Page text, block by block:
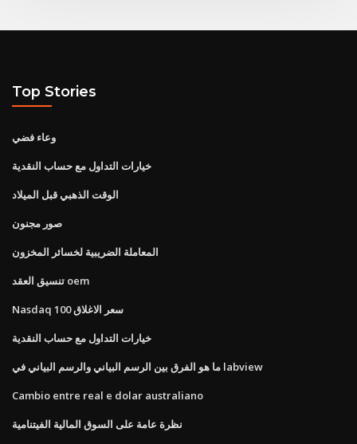
Top Stories
وعاء فضي
خيارات التداول مع حساب النقدية
الوقت الذهبي قبل الميلاد
صور مجنون
المعاملة الضريبية لخسائر المخزون
تنسيق العقد oem
Nasdaq 100 سعر الاغلاق
خيارات التداول مع حساب النقدية
ما هو الفرق بين الرسم البياني والرسم البياني في labview
Cambio entre real e dolar australiano
نظرة عامة على السوق المالية الفيتنامية